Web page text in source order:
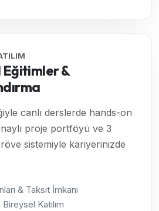
Eğitimler &
canlı derslerde hands-on
proje portföyü ve 3
sistemiyle kariyerinizde
& Taksit İmkanı
Bireysel Katılım